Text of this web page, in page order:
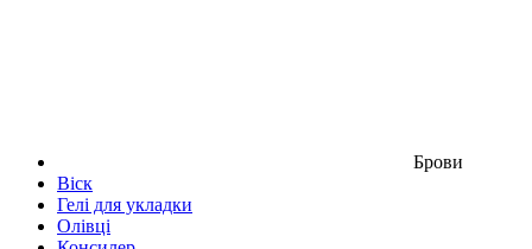
Брови
Віск
Гелі для укладки
Олівці